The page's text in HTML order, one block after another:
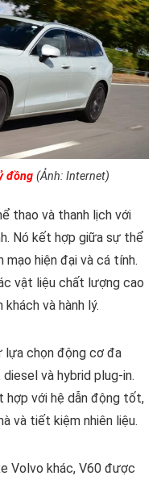
đồng(Ảnh: Internet)
thao và thanh lịch với
Nó kết hợp giữa sự thể
mạo hiện đại và cá tính.
vật liệu chất lượng cao
và hành lý.
lựa chọn động cơ đa
và hybrid plug-in.
hợp với hệ dẫn động tốt,
và tiết kiệm nhiên liệu.
Volvo khác, V60 được